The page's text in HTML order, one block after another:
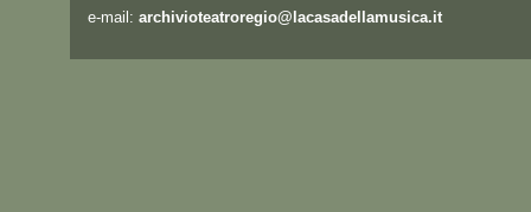
e-mail: archivioteatroregio@lacasadellamusica.it